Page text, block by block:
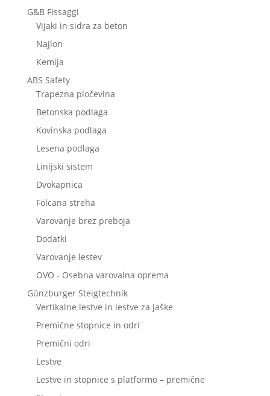
G&B Fissaggi
Vijaki in sidra za beton
Najlon
Kemija
ABS Safety
Trapezna pločevina
Betonska podlaga
Kovinska podlaga
Lesena podlaga
Linijski sistem
Dvokapnica
Folcana streha
Varovanje brez preboja
Dodatki
Varovanje lestev
OVO - Osebna varovalna oprema
Günzburger Steigtechnik
Vertikalne lestve in lestve za jaške
Premične stopnice in odri
Premični odri
Lestve
Lestve in stopnice s platformo – premične